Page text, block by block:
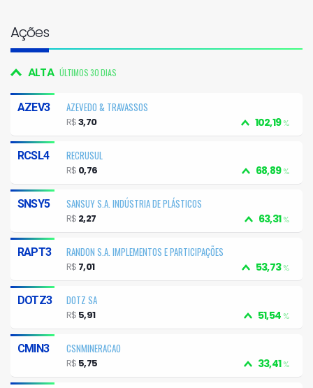
Ações
ALTA ÚLTIMOS 30 DIAS
AZEV3
AZEVEDO & TRAVASSOS
102,19%
R$3,70
RCSL4
RECRUSUL
68,89%
R$ 0,76
SNSY5
SANSUY S.A. INDÚSTRIA DE PLÁSTICOS
63,31%
R$ 2,27
RAPT3
RANDON S.A. IMPLEMENTOS E PARTICIPAÇÕES
53,73%
R$ 7,01
DOTZ3
DOTZ SA
51,54 %
R$ 5,91
CMIN3
CSNMINERACAO
33,41%
R$ 5,75